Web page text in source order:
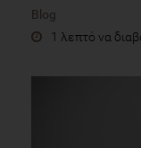
Blog
1 λεπτό να